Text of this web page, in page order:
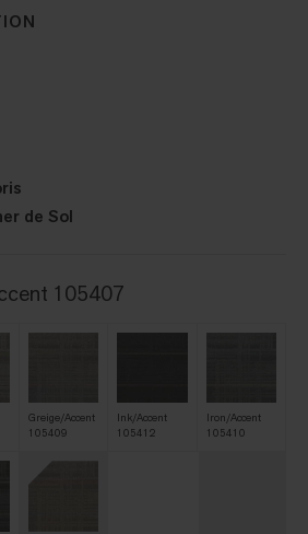
de Sol
105407
Greige/Accent
105409
Ink/Accent
105412
Iron/Accent
105410